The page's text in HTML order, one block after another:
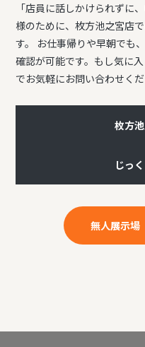
「店員に話しかけられずに
様のために、枚方池之宮店
す。 お仕事帰りや早朝でも
確認が可能です。もし気に
でお気軽にお問い合わせくだ
枚方
じっ
無人展示場